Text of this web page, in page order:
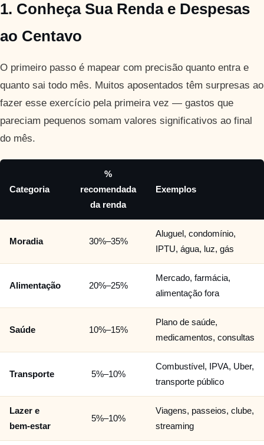
1. Conheça Sua Renda e Despesas
ao Centavo
O primeiro passo é mapear com precisão quanto entra e
quanto sai todo mês. Muitos aposentados têm surpresas ao
fazer esse exercício pela primeira vez — gastos que
pareciam pequenos somam valores significativos ao final
do mês.
Categoria
%
recomendada
da renda
Exemplos
Moradia 30%–35%
Aluguel, condomínio,
IPTU, água, luz, gás
Alimentação 20%–25%
Mercado, farmácia,
alimentação fora
Saúde 10%–15%
Plano de saúde,
medicamentos, consultas
Transporte 5%–10%
Combustível, IPVA, Uber,
transporte público
Lazer e
bem-estar
5%–10%
Viagens, passeios, clube,
streaming